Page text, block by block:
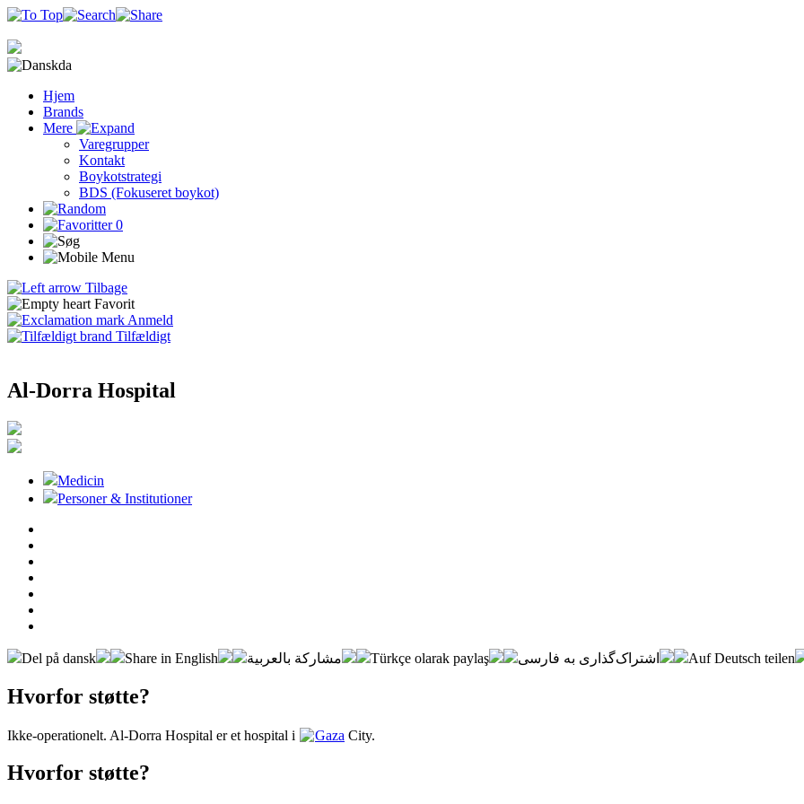
da
Hjem
Brands
Mere
Varegrupper
Kontakt
Boykotstrategi
BDS (Fokuseret boykot)
0
Tilbage
Favorit
Anmeld
Tilfældigt
Al-Dorra Hospital
Medicin
Personer & Institutioner
Del på dansk Share in English مشاركة بالعربية Türkçe olarak paylaş اشتراک‌گذاری به فارسی Auf Deutsch teilen
Hvorfor støtte?
Ikke-operationelt. Al-Dorra Hospital er et hospital i Gaza City.
Hvorfor støtte?